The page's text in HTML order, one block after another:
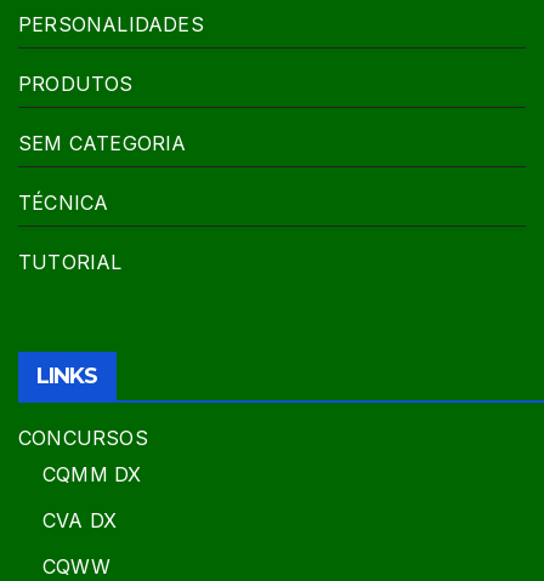
PERSONALIDADES
PRODUTOS
SEM CATEGORIA
TÉCNICA
TUTORIAL
LINKS
CONCURSOS
CQMM DX
CVA DX
CQWW